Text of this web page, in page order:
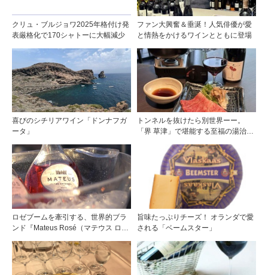
クリュ・ブルジョワ2025年格付け発
表厳格化で170シャトーに大幅減少
ファン大興奮＆垂涎！人気俳優が愛
と情熱をかけるワインとともに登場
喜びのシチリアワイン「ドンナフガ
ータ」
トンネルを抜けたら別世界ーー。
「界 草津」で堪能する至福の湯治と
ロゼブームを牽引する、世界的ブラ
ンド『Mateus Rosé（マテウス ロ
旨味たっぷりチーズ！ オランダで愛
される「ベームスター」